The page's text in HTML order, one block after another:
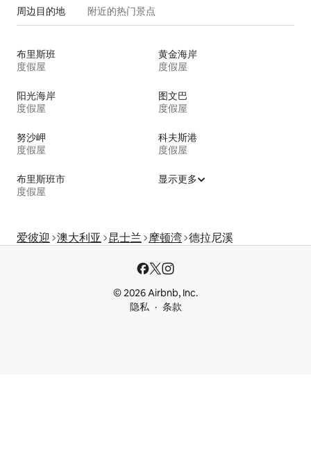
周边目的地 附近的热门景点
布里斯班
度假屋
黄金海岸
度假屋
阳光海岸
度假屋
图文巴
度假屋
努沙岬
度假屋
科夫斯港
度假屋
布里斯班市
度假屋
显示更多
爱彼迎 澳大利亚 昆士兰 摩顿湾 德拉尼溪
© 2026 Airbnb, Inc.
隐私
条款